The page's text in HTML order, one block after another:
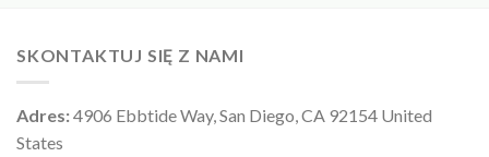
SKONTAKTUJ SIĘ Z NAMI
Adres:4906 Ebbtide Way, San Diego, CA 92154 United
States